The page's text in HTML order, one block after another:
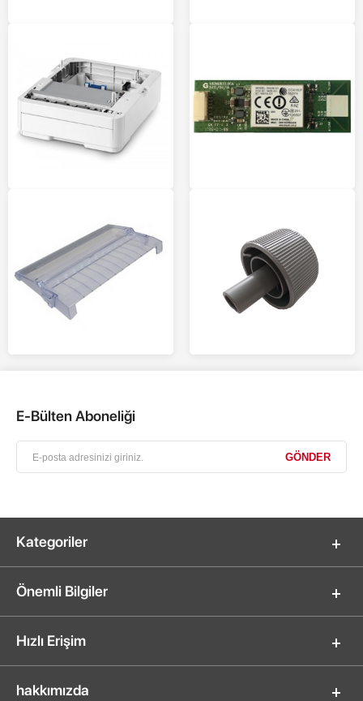
E-Bülten Aboneliği
Kategoriler
Önemli Bilgiler
Hızlı Erişim
hakkımızda